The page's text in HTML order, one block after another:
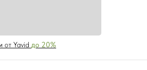
от Yavid до 20%